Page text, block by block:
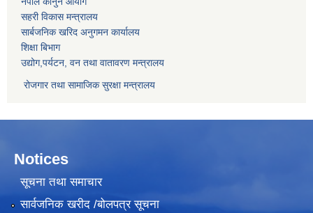
सहरी विकास मन्त्रालय
सार्बजनिक खरिद अनुगमन कार्यालय
शिक्षा बिभाग
उद्योग,पर्यटन, वन तथा वातावरण मन्त्रालय
रोजगार तथा सामाजिक सुरक्षा मन्त्रालय
Notices
सूचना तथा समाचार
सार्वजनिक खरीद /बोलपत्र सूचना